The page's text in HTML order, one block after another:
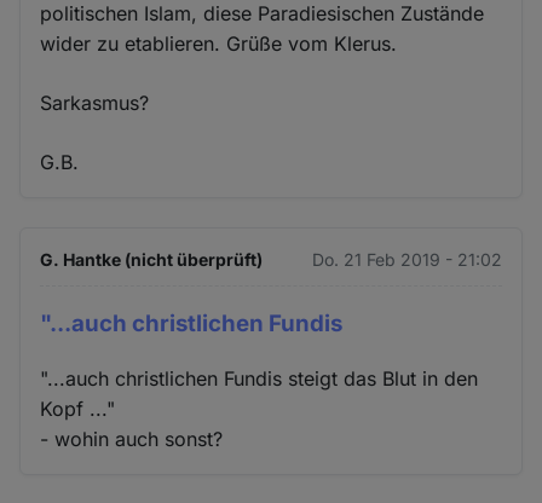
politischen Islam, diese Paradiesischen Zustände
wider zu etablieren. Grüße vom Klerus.
Sarkasmus?
G.B.
G. Hantke (nicht überprüft) Do. 21 Feb 2019 - 21:02
"...auch christlichen Fundis
"...auch christlichen Fundis steigt das Blut in den
Kopf ..."
- wohin auch sonst?